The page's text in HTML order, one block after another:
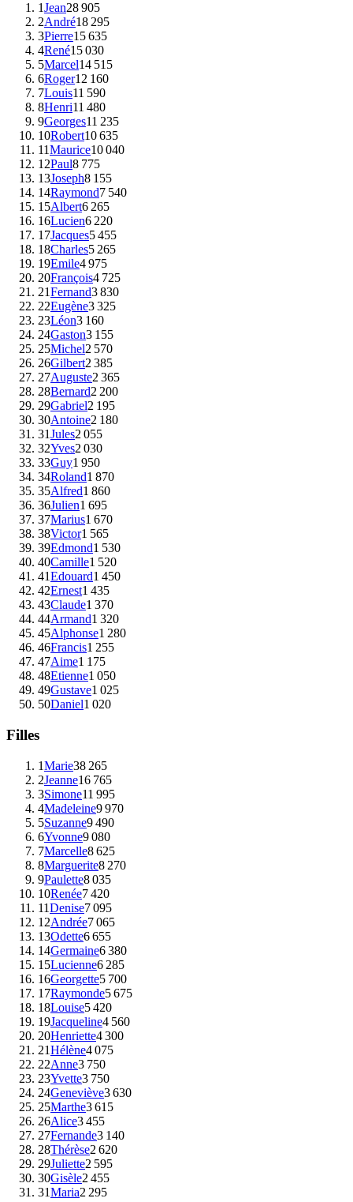
1Jean28 905
2André18 295
3Pierre15 635
4René15 030
5Marcel14 515
6Roger12 160
7Louis11 590
8Henri11 480
9Georges11 235
10Robert10 635
11Maurice10 040
12Paul8 775
13Joseph8 155
14Raymond7 540
15Albert6 265
16Lucien6 220
17Jacques5 455
18Charles5 265
19Emile4 975
20François4 725
21Fernand3 830
22Eugène3 325
23Léon3 160
24Gaston3 155
25Michel2 570
26Gilbert2 385
27Auguste2 365
28Bernard2 200
29Gabriel2 195
30Antoine2 180
31Jules2 055
32Yves2 030
33Guy1 950
34Roland1 870
35Alfred1 860
36Julien1 695
37Marius1 670
38Victor1 565
39Edmond1 530
40Camille1 520
41Edouard1 450
42Ernest1 435
43Claude1 370
44Armand1 320
45Alphonse1 280
46Francis1 255
47Aime1 175
48Etienne1 050
49Gustave1 025
50Daniel1 020
Filles
1Marie38 265
2Jeanne16 765
3Simone11 995
4Madeleine9 970
5Suzanne9 490
6Yvonne9 080
7Marcelle8 625
8Marguerite8 270
9Paulette8 035
10Renée7 420
11Denise7 095
12Andrée7 065
13Odette6 655
14Germaine6 380
15Lucienne6 285
16Georgette5 700
17Raymonde5 675
18Louise5 420
19Jacqueline4 560
20Henriette4 300
21Hélène4 075
22Anne3 750
23Yvette3 750
24Geneviève3 630
25Marthe3 615
26Alice3 455
27Fernande3 140
28Thérèse2 620
29Juliette2 595
30Gisèle2 455
31Maria2 295